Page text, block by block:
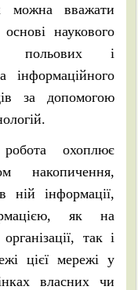
можна вважати
наукового
польових і
інформаційного
за допомогою
робота охоплює
накопичення,
ній інформації,
як на
так і
цієї мережі у
власних чи